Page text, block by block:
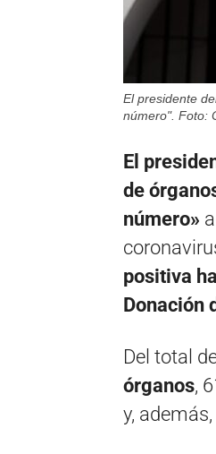
El presidente
número". Foto:
El
de
número»
positiva
Donación
Del total
órganos,
y, además,